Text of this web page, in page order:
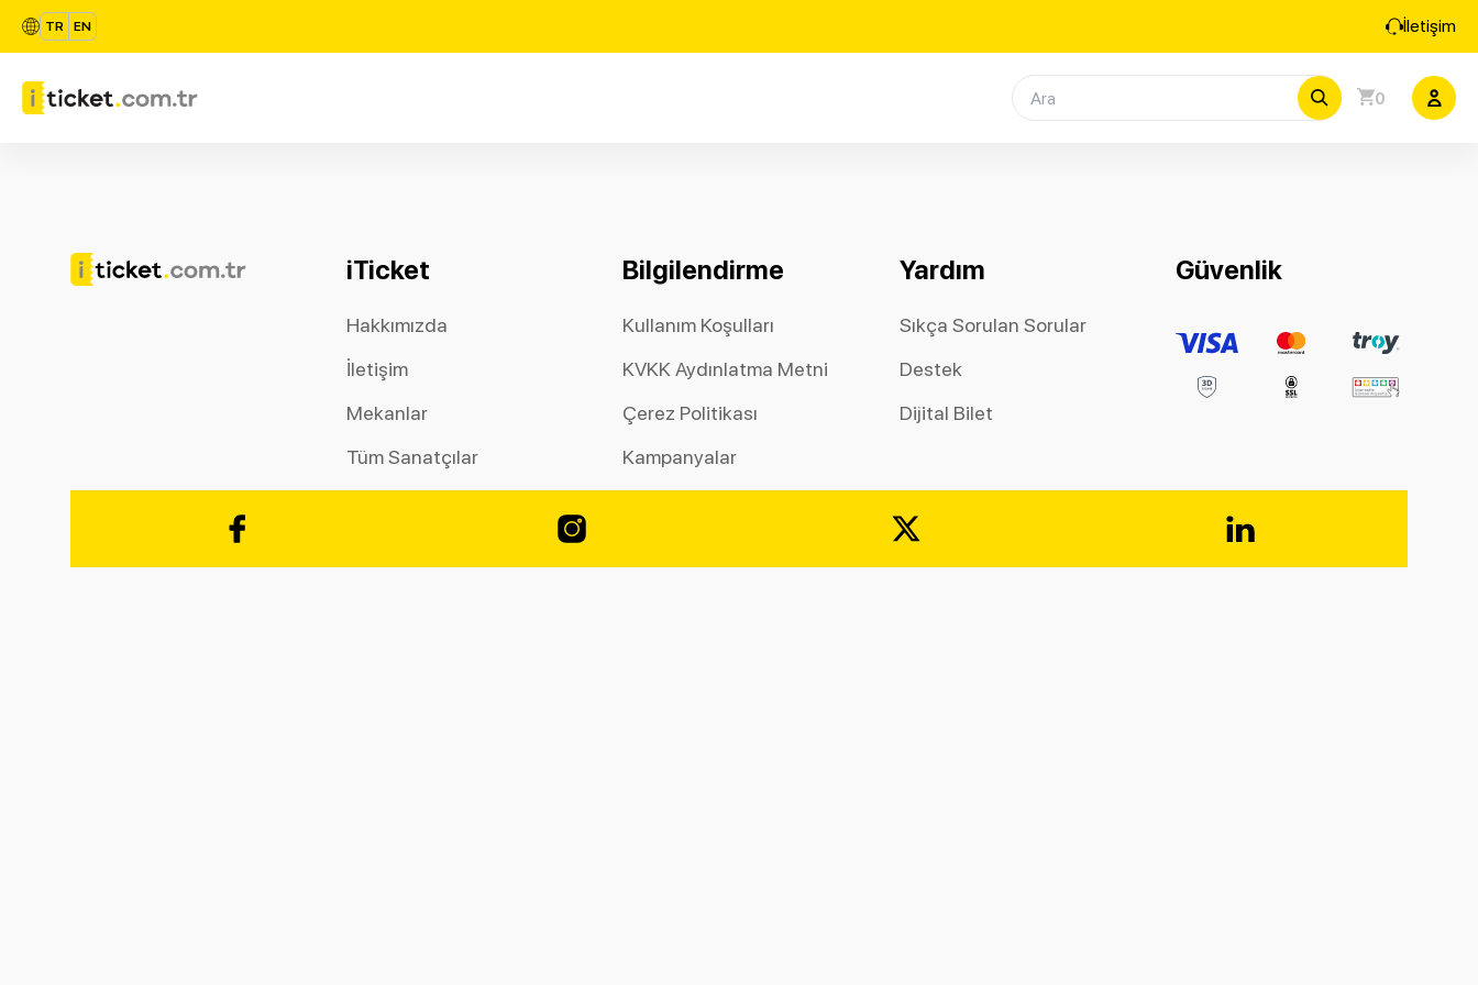
TR EN İletişim
0
iTicket
Hakkımızda
İletişim
Mekanlar
Tüm Sanatçılar
Bilgilendirme
Kullanım Koşulları
KVKK Aydınlatma Metni
Çerez Politikası
Kampanyalar
Yardım
Sıkça Sorulan Sorular
Destek
Dijital Bilet
Güvenlik